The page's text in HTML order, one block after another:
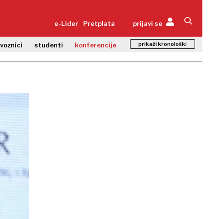
e-Lider Pretplata prijavi se
studenti konferencije prikaži kronološki